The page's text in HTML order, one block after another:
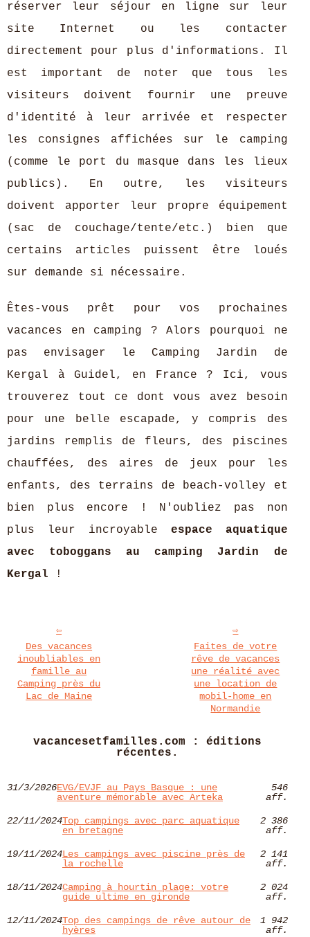
réserver leur séjour en ligne sur leur
site Internet ou les contacter
directement pour plus d'informations. Il
est important de noter que tous les
visiteurs doivent fournir une preuve
d'identité à leur arrivée et respecter
les consignes affichées sur le camping
(comme le port du masque dans les lieux
publics). En outre, les visiteurs
doivent apporter leur propre équipement
(sac de couchage/tente/etc.) bien que
certains articles puissent être loués
sur demande si nécessaire.
Êtes-vous prêt pour vos prochaines
vacances en camping ? Alors pourquoi ne
pas envisager le Camping Jardin de
Kergal à Guidel, en France ? Ici, vous
trouverez tout ce dont vous avez besoin
pour une belle escapade, y compris des
jardins remplis de fleurs, des piscines
chauffées, des aires de jeux pour les
enfants, des terrains de beach-volley et
bien plus encore ! N'oubliez pas non
plus leur incroyable espace aquatique
avec toboggans au camping Jardin de
Kergal !
Des vacances
inoubliables en
famille au
Camping près du
Lac de Maine
Faites de votre
rêve de vacances
une réalité avec
une location de
mobil-home en
Normandie
vacancesetfamilles.com : éditions
récentes.
31/3/2026EVG/EVJF au Pays Basque : une
aventure mémorable avec Arteka
546
aff.
22/11/2024Top campings avec parc aquatique
en bretagne
2 386
aff.
19/11/2024Les campings avec piscine près de
la rochelle
2 141
aff.
18/11/2024Camping à hourtin plage: votre
guide ultime en gironde
2 024
aff.
12/11/2024Top des campings de rêve autour de
hyères​
1 942
aff.